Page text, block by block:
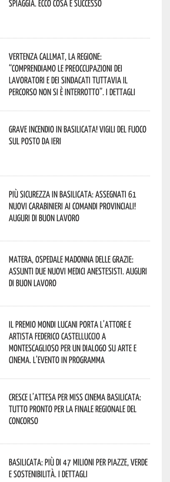
spiaggia. Ecco cosa è successo
Vertenza CallMat, la Regione:
“comprendiamo le preoccupazioni dei
lavoratori e dei sindacati tuttavia il
percorso non si è interrotto”. I dettagli
Grave incendio in Basilicata! Vigili del fuoco
sul posto da ieri
Più sicurezza in Basilicata: assegnati 61
nuovi Carabinieri ai Comandi provinciali!
Auguri di buon lavoro
Matera, Ospedale Madonna delle Grazie:
assunti due nuovi medici anestesisti. Auguri
di buon lavoro
Il Premio Mondi Lucani porta l’attore e
artista Federico Castelluccio a
Montescaglioso per un dialogo su arte e
cinema. L’evento in programma
Cresce l’attesa per Miss Cinema Basilicata:
tutto pronto per la finale regionale del
concorso
Basilicata: più di 47 milioni per piazze, verde
e sostenibilità. I dettagli